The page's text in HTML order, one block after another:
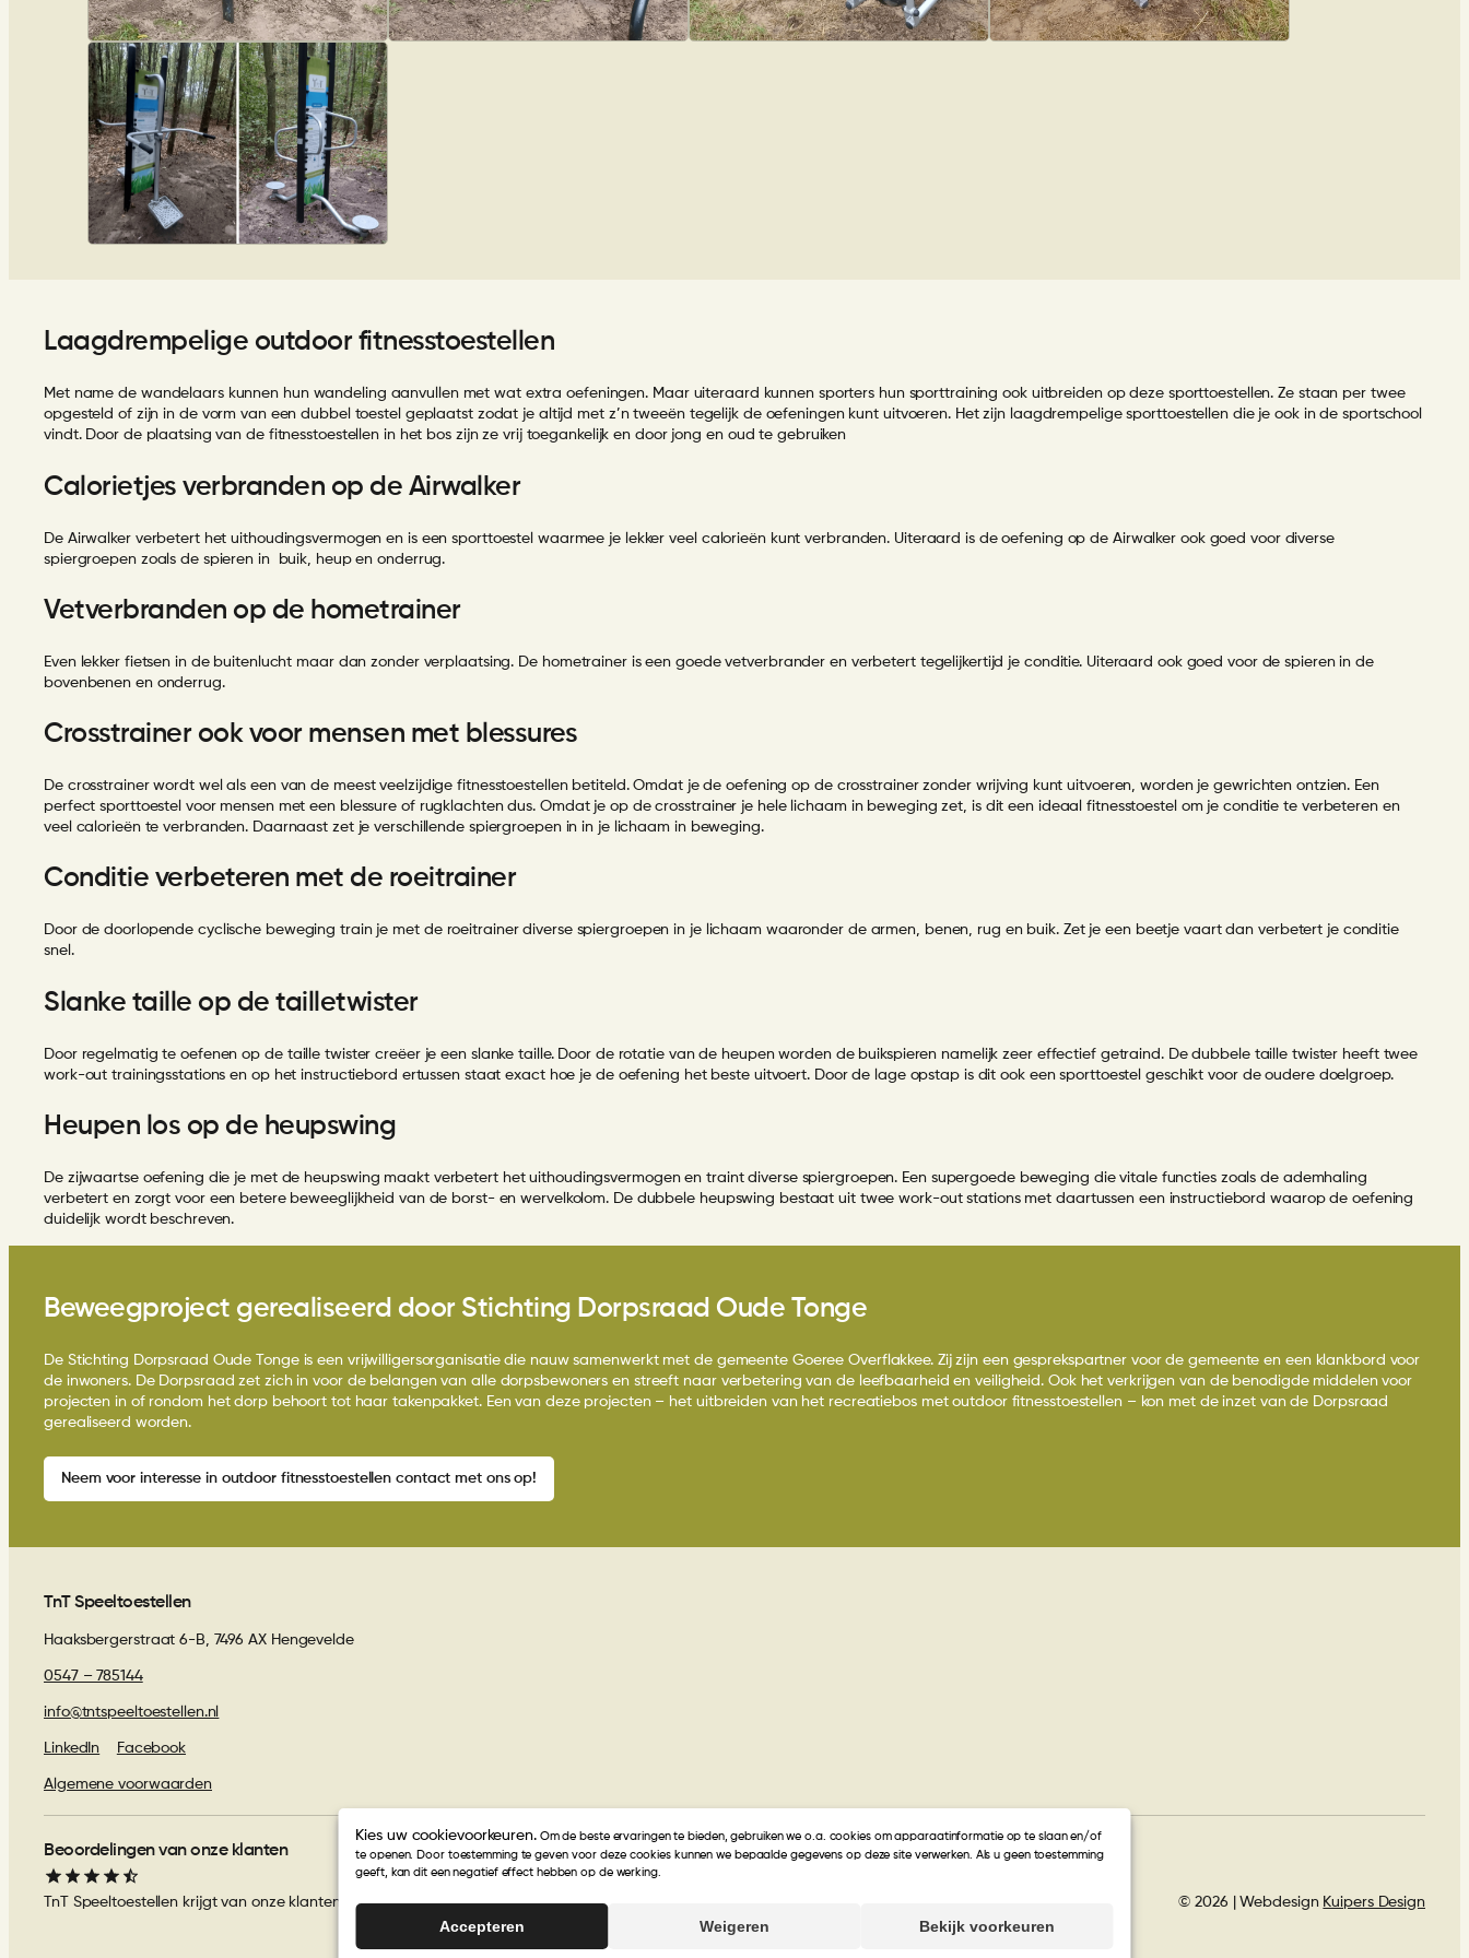
Laagdrempelige outdoor fitnesstoestellen
Met name de wandelaars kunnen hun wandeling aanvullen met wat extra oefeningen. Maar uiteraard kunnen sporters hun sporttraining ook uitbreiden op deze sporttoestellen. Ze staan per twee
opgesteld of zijn in de vorm van een dubbel toestel geplaatst zodat je altijd met z’n tweeën tegelijk de oefeningen kunt uitvoeren. Het zijn laagdrempelige sporttoestellen die je ook in de sportschool
vindt. Door de plaatsing van de fitnesstoestellen in het bos zijn ze vrij toegankelijk en door jong en oud te gebruiken
Calorietjes verbranden op de Airwalker
De Airwalker verbetert het uithoudingsvermogen en is een sporttoestel waarmee je lekker veel calorieën kunt verbranden. Uiteraard is de oefening op de Airwalker ook goed voor diverse
spiergroepen zoals de spieren in buik, heup en onderrug.
Vetverbranden op de hometrainer
Even lekker fietsen in de buitenlucht maar dan zonder verplaatsing. De hometraineris een goede vetverbrander en verbetert tegelijkertijd je conditie. Uiteraard ook goed voor de spieren in de
bovenbenen en onderrug.
Crosstrainer ook voor mensen met blessures
De crosstrainerwordt wel als een van de meest veelzijdige fitnesstoestellen betiteld. Omdat je de oefening op de crosstrainer zonder wrijving kunt uitvoeren, worden je gewrichten ontzien. Een
perfect sporttoestel voor mensen met een blessure of rugklachten dus. Omdat je op de crosstrainer je hele lichaam in beweging zet, is dit een ideaal fitnesstoestel om je conditie te verbeteren en
veel calorieën te verbranden. Daarnaast zet je verschillende spiergroepen in in je lichaam in beweging.
Conditie verbeteren met de roeitrainer
Door de doorlopende cyclische beweging train je met de roeitrainerdiverse spiergroepen in je lichaam waaronder de armen, benen, rug en buik. Zet je een beetje vaart dan verbetert je conditie
snel.
Slanke taille op de tailletwister
Door regelmatig te oefenen op de taille twister creëer je een slanke taille. Door de rotatie van de heupen worden de buikspieren namelijk zeer effectief getraind. De dubbele taille twister heeft twee
work-out trainingsstations en op het instructiebord ertussen staat exact hoe je de oefening het beste uitvoert. Door de lage opstap is dit ook een sporttoestel geschikt voor de oudere doelgroep.
Heupen los op de heupswing
De zijwaartse oefening die je met de heupswing maakt verbetert het uithoudingsvermogen en traint diverse spiergroepen. Een supergoede beweging die vitale functies zoals de ademhaling
verbetert en zorgt voor een betere beweeglijkheid van de borst- en wervelkolom. De dubbele heupswing bestaat uit twee work-out stations met daartussen een instructiebord waarop de oefening
duidelijk wordt beschreven.
Beweegproject gerealiseerd door Stichting Dorpsraad Oude Tonge
De Stichting Dorpsraad Oude Tonge is een vrijwilligersorganisatie die nauw samenwerkt met de gemeente Goeree Overflakkee. Zij zijn een gesprekspartner voor de gemeente en een klankbord voor
de inwoners. De Dorpsraad zet zich in voor de belangen van alle dorpsbewoners en streeft naar verbetering van de leefbaarheid en veiligheid. Ook het verkrijgen van de benodigde middelen voor
projecten in of rondom het dorp behoort tot haar takenpakket. Een van deze projecten – het uitbreiden van het recreatiebos met outdoor fitnesstoestellen – kon met de inzet van de Dorpsraad
gerealiseerd worden.
Neem voor interesse in outdoor fitnesstoestellen contact met ons op!
TnT Speeltoestellen
Haaksbergerstraat 6-B, 7496 AX Hengevelde
0547 – 785144
info@tntspeeltoestellen.nl
LinkedIn Facebook
Algemene voorwaarden
Beoordelingen van onze klanten
TnT Speeltoestellen krijgt van onze klanten een4.9/5! Gebasseerd op27 beoordelingen © 2026 | Webdesign Kuipers Design
Kies uw cookievoorkeuren. Om de beste ervaringen te bieden, gebruiken we o.a. cookies om apparaatinformatie op te slaan en/of
te openen. Door toestemming te geven voor deze cookies kunnen we bepaalde gegevens op deze site verwerken. Als u geen toestemming
geeft, kan dit een negatief effect hebben op de werking.
Accepteren Weigeren Bekijk voorkeuren